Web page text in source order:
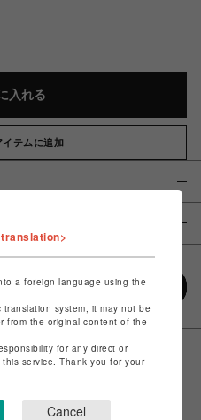
入れる
イテムに追加
a foreign language using the
system, it may not be
from the original content of the
for any direct or
service. Thank you for your
Cancel